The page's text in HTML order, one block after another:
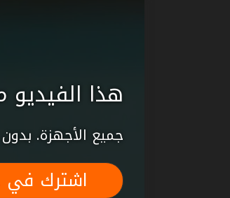
هذا
جميع الأجهزة. بدون
اشترك في